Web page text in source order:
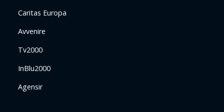
Caritas Europa
Avvenire
Tv2000
InBlu2000
Agensir